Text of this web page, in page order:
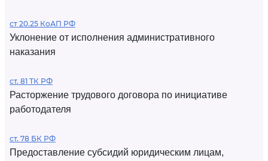
ст 20.25 КоАП РФ
Уклонение от исполнения административного
наказания
ст. 81 ТК РФ
Расторжение трудового договора по инициативе
работодателя
ст. 78 БК РФ
Предоставление субсидий юридическим лицам,